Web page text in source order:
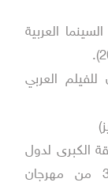
العربية
العربي
لدول
الأبيض المتوسط في الدورة 31 من مهرجان